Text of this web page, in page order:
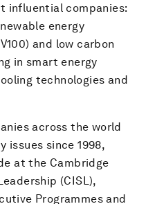
influential companies:
energy
and low carbon
in smart energy
technologies and
across the world
issues since 1998,
at the Cambridge
(CISL),
Programmes and